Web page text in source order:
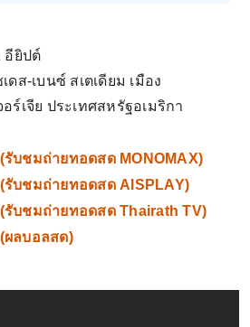
อียิปต์
ดส-เบนซ์ สเตเดียม เมือง
ร์เจีย ประเทศสหรัฐอเมริกา
(รับชมถ่ายทอดสด MONOMAX)
(รับชมถ่ายทอดสด AISPLAY)
(รับชมถ่ายทอดสด Thairath TV)
(ผลบอลสด)